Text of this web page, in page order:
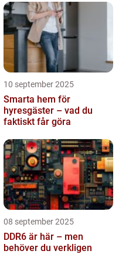
10 september 2025
Smarta hem för
hyresgäster – vad du
faktiskt får göra
08 september 2025
DDR6 är här – men
behöver du verkligen